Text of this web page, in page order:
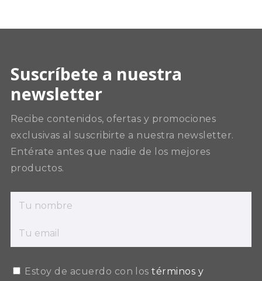
Suscríbete a nuestra
newsletter
Recibe contenidos, ofertas y promociones
exclusivas al suscribirte a nuestra newsletter.
Entérate antes que nadie de los mejores
productos.
Estoy de acuerdo con lostérminos y